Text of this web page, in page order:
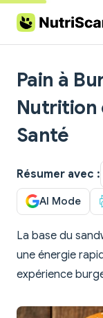
Skip to content
Pain à
Nutrition
Santé
Résumer avec :
AI Mode
La base du
une énergie
expérience